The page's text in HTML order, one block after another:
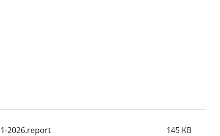
2026.report 145 KB